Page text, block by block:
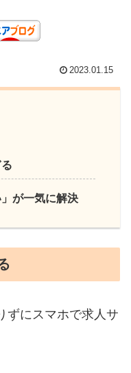
2023.01.15
が一気に解決
ずにスマホで求人サ